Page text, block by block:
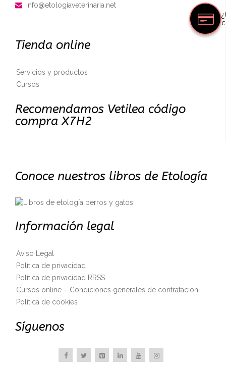
 info@etologiaveterinaria.net
Tienda online
Servicios y productos
Cursos
Recomendamos Vetilea código
compra X7H2
Conoce nuestros libros de Etología
Información legal
Aviso Legal
Política de privacidad
Política de privacidad RRSS
Cursos online – Condiciones generales de contratación
Política de cookies
Síguenos